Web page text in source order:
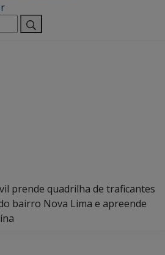
prende quadrilha de traficantes
bairro Nova Lima e apreende